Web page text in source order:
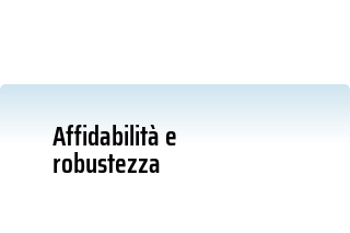
Affidabilità e
robustezza